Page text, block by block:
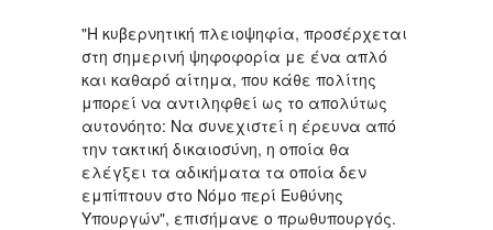
"Η κυβερνητική πλειοψηφία, προσέρχεται
στη σημερινή ψηφοφορία με ένα απλό
και καθαρό αίτημα, που κάθε πολίτης
μπορεί να αντιληφθεί ως το απολύτως
αυτονόητο: Να συνεχιστεί η έρευνα από
την τακτική δικαιοσύνη, η οποία θα
ελέγξει τα αδικήματα τα οποία δεν
εμπίπτουν στο Νόμο περί Ευθύνης
Υπουργών", επισήμανε ο πρωθυπουργός.